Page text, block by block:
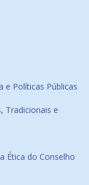
e Políticas Públicas
Tradicionais e
Ética do Conselho